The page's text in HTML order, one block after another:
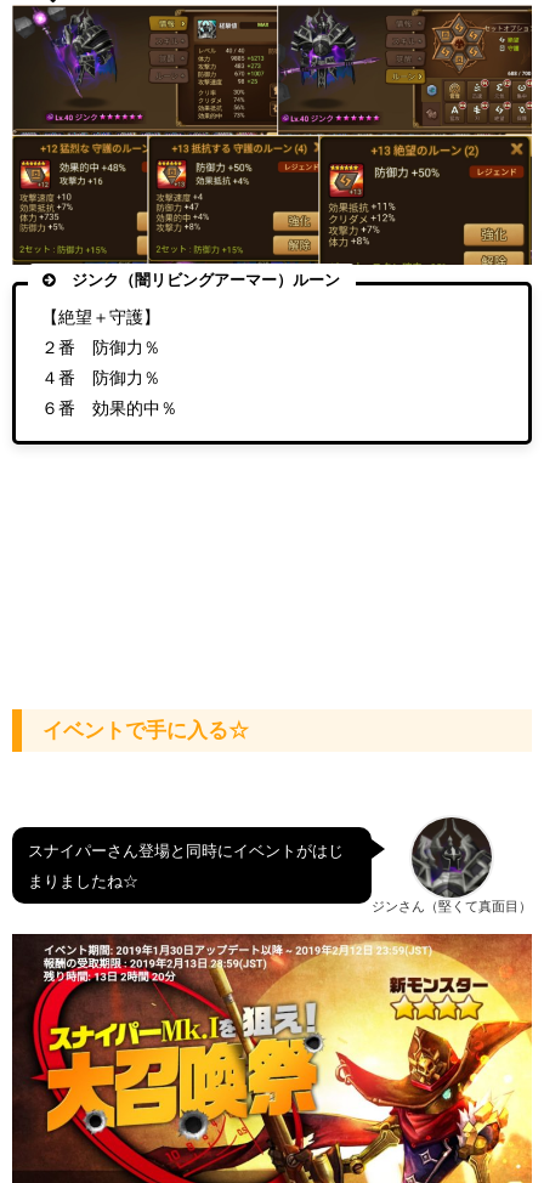
ジンク（闇リビングアーマー）ルーン
【絶望＋守護】
２番 防御力％
４番 防御力％
６番 効果的中％
イベントで手に入る☆
ジンさん（堅くて真面目）
スナイパーさん登場と同時にイベントがはじ
まりましたね☆